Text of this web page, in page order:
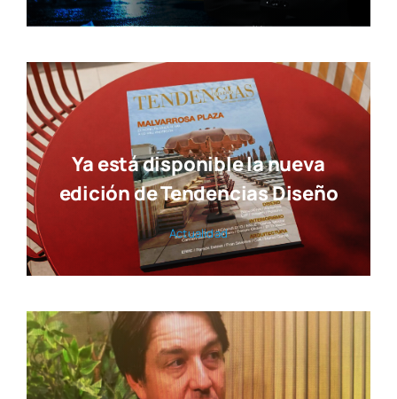
Ya está disponible la nueva
edición de Tendencias Diseño
Actua­li­dad